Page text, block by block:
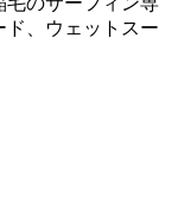
ド、ウェットスー